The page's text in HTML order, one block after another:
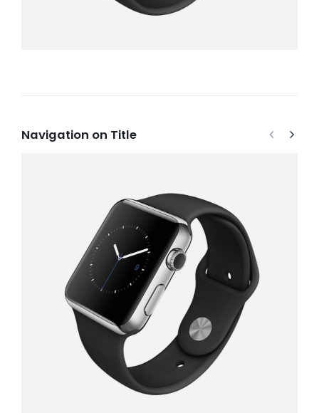
Navigation on Title